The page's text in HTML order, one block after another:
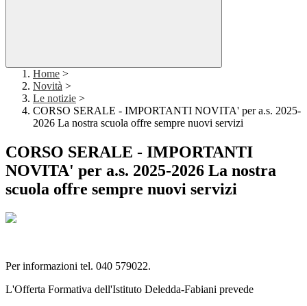
Home >
Novità >
Le notizie >
CORSO SERALE - IMPORTANTI NOVITA' per a.s. 2025-
2026 La nostra scuola offre sempre nuovi servizi
CORSO SERALE - IMPORTANTI
NOVITA' per a.s. 2025-2026 La nostra
scuola offre sempre nuovi servizi
Per informazioni tel. 040 579022.
L'Offerta Formativa dell'Istituto Deledda-Fabiani prevede